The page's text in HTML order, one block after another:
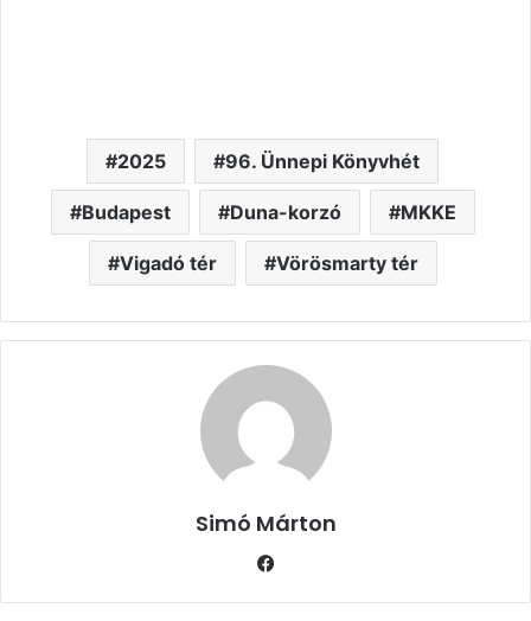
2025 96. Ünnepi Könyvhét
Budapest Duna-korzó MKKE
Vigadó tér Vörösmarty tér
Simó Márton